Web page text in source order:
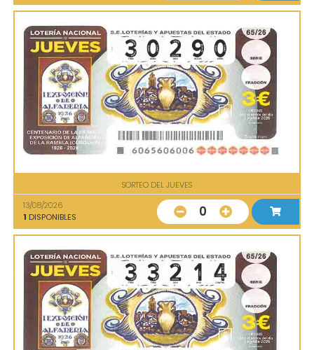
SORTEO DEL JUEVES
13/08/2026
1 DISPONIBLES 0